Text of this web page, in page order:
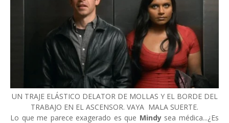
UN TRAJE ELÁSTICO DELATOR DE MOLLAS Y EL BORDE DEL
TRABAJO EN EL ASCENSOR. VAYA MALA SUERTE.
Lo que me parece exagerado es que Mindysea médica...¿Es